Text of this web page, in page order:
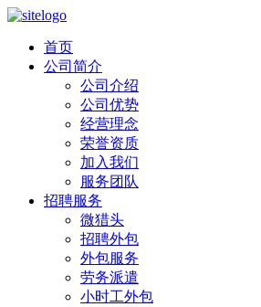
首页
公司简介
公司介绍
公司优势
经营理念
荣誉资质
加入我们
服务团队
招聘服务
微猎头
招聘外包
外包服务
劳务派遣
小时工外包